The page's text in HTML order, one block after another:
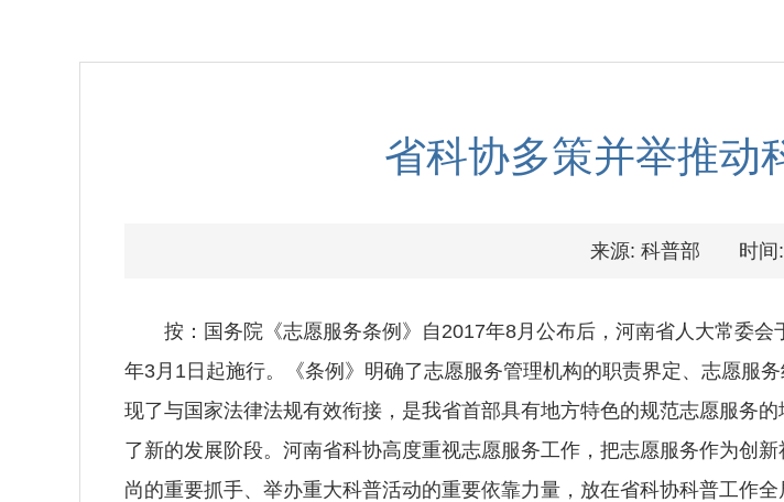
省科协多策并举推动
来源: 科普部 时间
按：国务院《志愿服务条例》自2017年8月公布后，河南省人大常委会
年3月1日起施行。《条例》明确了志愿服务管理机构的职责界定、志愿服
现了与国家法律法规有效衔接，是我省首部具有地方特色的规范志愿服务
了新的发展阶段。河南省科协高度重视志愿服务工作，把志愿服务作为创
尚的重要抓手、举办重大科普活动的重要依靠力量，放在省科协科普工作全